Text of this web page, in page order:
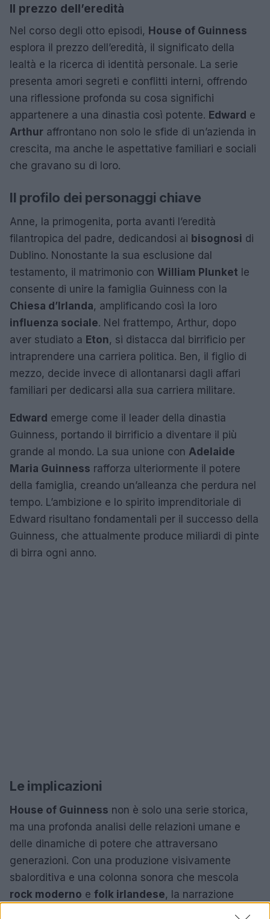
Il prezzo dell’eredità
Nel corso degli otto episodi, House of Guinness
esplora il prezzo dell’eredità, il significato della
lealtà e la ricerca di identità personale. La serie
presenta amori segreti e conflitti interni, offrendo
una riflessione profonda su cosa significhi
appartenere a una dinastia così potente. Edward e
Arthur affrontano non solo le sfide di un’azienda in
crescita, ma anche le aspettative familiari e sociali
che gravano su di loro.
Il profilo dei personaggi chiave
Anne, la primogenita, porta avanti l’eredità
filantropica del padre, dedicandosi ai bisognosi di
Dublino. Nonostante la sua esclusione dal
testamento, il matrimonio con William Plunket le
consente di unire la famiglia Guinness con la
Chiesa d’Irlanda, amplificando così la loro
influenza sociale. Nel frattempo, Arthur, dopo
aver studiato a Eton, si distacca dal birrificio per
intraprendere una carriera politica. Ben, il figlio di
mezzo, decide invece di allontanarsi dagli affari
familiari per dedicarsi alla sua carriera militare.
Edward emerge come il leader della dinastia
Guinness, portando il birrificio a diventare il più
grande al mondo. La sua unione con Adelaide
Maria Guinness rafforza ulteriormente il potere
della famiglia, creando un’alleanza che perdura nel
tempo. L’ambizione e lo spirito imprenditoriale di
Edward risultano fondamentali per il successo della
Guinness, che attualmente produce miliardi di pinte
di birra ogni anno.
Le implicazioni
House of Guinness non è solo una serie storica,
ma una profonda analisi delle relazioni umane e
delle dinamiche di potere che attraversano
generazioni. Con una produzione visivamente
sbalorditiva e una colonna sonora che mescola
rock moderno e folk irlandese, la narrazione